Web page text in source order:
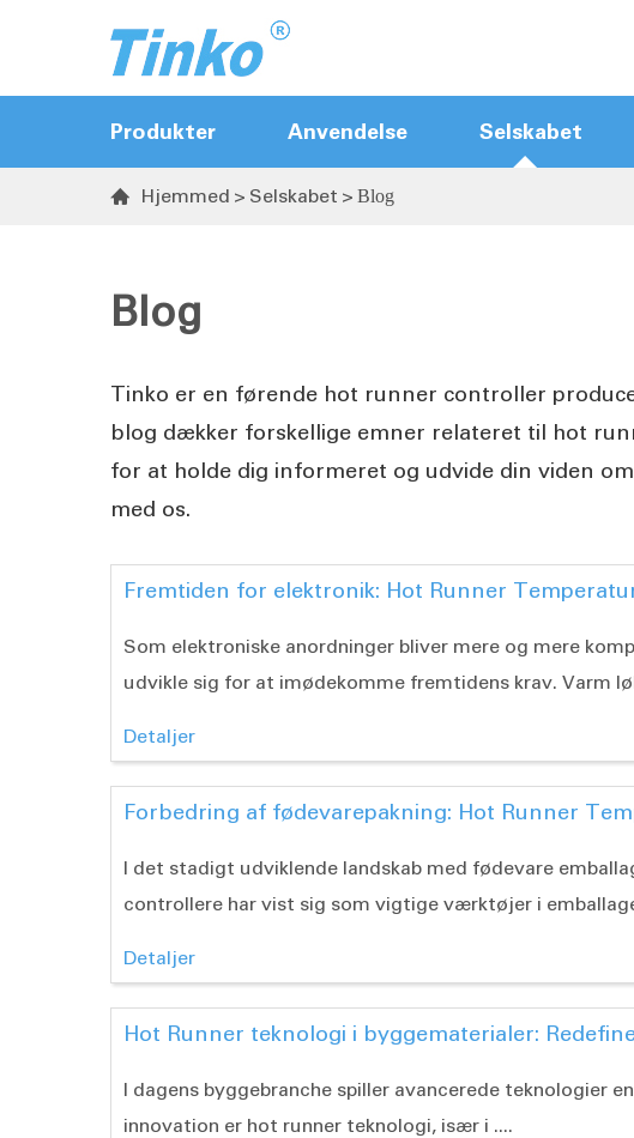
Produkter
Hot runner- ControllerName
portekontrolanordning
Temperatur- og fugtighedsender
Ny
Hot
Tilbehør
Anvendelse Selskabet
 Hjemmed Selskabet Blog
Blog
Tinko er en førende hot runner controller
blog dækker forskellige emner relateret til hot
for at holde dig informeret og udvide din viden
med os.
Fremtiden for elektronik: Hot Runner
Som elektroniske anordninger bliver mere og mere
udvikle sig for at imødekomme fremtidens krav. Varm
Detaljer
Forbedring af fødevarepakning: Hot Runner
I det stadigt udviklende landskab med fødevare
controllere har vist sig som vigtige værktøjer i
Detaljer
Hot Runner teknologi i byggematerialer:
I dagens byggebranche spiller avancerede teknologier
innovation er hot runner teknologi, især i ....